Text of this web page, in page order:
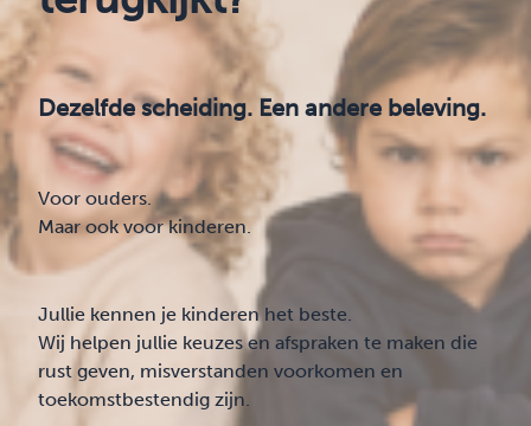
Dezelfde scheiding. Een andere beleving.
Voor ouders.
Maar ook voor kinderen.
Jullie kennen je kinderen het beste.
Wij helpen jullie keuzes en afspraken te maken die
rust geven, misverstanden voorkomen en
toekomstbestendig zijn.